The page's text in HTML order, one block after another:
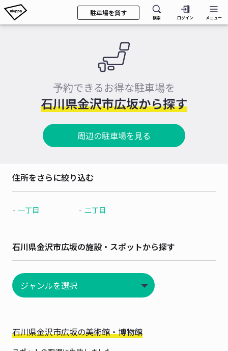
駐車場を貸す
検索 ログイン メニュー
予約できるお得な駐車場を
石川県金沢市広坂から探す
周辺の駐車場を見る
住所をさらに絞り込む
一丁目 二丁目
石川県金沢市広坂の施設・スポットから探す
石川県金沢市広坂の美術館・博物館